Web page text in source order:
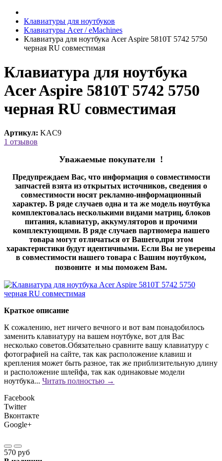
Клавиатуры для ноутбуков
Клавиатуры Acer / eMachines
Клавиатура для ноутбука Acer Aspire 5810T 5742 5750
черная RU совместимая
Клавиатура для ноутбука
Acer Aspire 5810T 5742 5750
черная RU совместимая
Артикул: KAC9
1 отзывов
Уважаемые покупатели !
Предупреждаем Вас, что информация о совместимости
запчастей взята из открытых источников, сведения о
совместимости носят рекламно-информационный
характер. В ряде случаев одна и та же модель ноутбука
комплектовалась несколькими видами матриц, блоков
питания, клавиатур, аккумуляторов и прочими
комплектующими. В ряде случаев партномера нашего
товара могут отличаться от Вашего,при этом
характеристики будут идентичными. Если Вы не уверены
в совместимости нашего товара с Вашим ноутбуком,
позвоните и мы поможем Вам.
Краткое описание
К сожалению, нет ничего вечного и вот вам понадобилось
заменить клавиатуру на вашем ноутбуке, вот для Вас
несколько советов.Обязательно сравните вашу клавиатуру с
фотографией на сайте, так как расположение клавиш и
крепления может быть разное, так же приблизительную длину
и расположение шлейфа, так как одинаковые модели
ноутбука... Читать полностью →
Facebook
Twitter
Вконтакте
Google+
570 руб